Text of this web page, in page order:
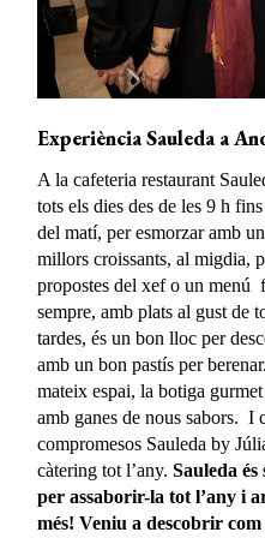
Experiència Sauleda a
A la cafeteria restaurant
tots els dies des de les 9 h
del matí, per esmorzar amb
millors croissants, al migdia,
propostes del xef o un
sempre, amb plats al gust de
tardes, és un bon lloc per
amb un bon pastís per
mateix espai, la botiga
amb ganes de nous sabors. I
compromesos Sauleda by
càtering tot l’any.Sauleda
per assaborir-la tot l’any i
més! Veniu a descobrir